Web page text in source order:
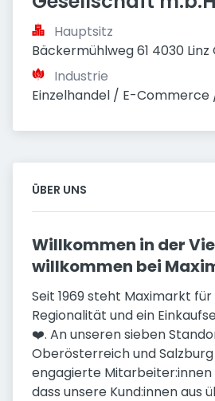
Hauptsitz
Bäckermühlweg 61 4030
Industrie
Einzelhandel / E-
ÜBER UNS
Willkommen in der
willkommen bei
Seit 1969 steht Maximarkt
Regionalität und ein
❤️. An unseren sieben
Oberösterreich und Salzburg
engagierte
dass unsere Kund:innen aus